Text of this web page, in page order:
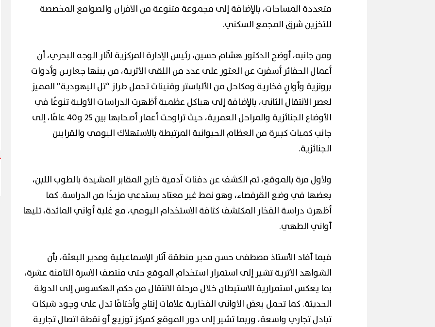
متعددة المساحات، بالإضافة إلى مجموعة متنوعة من الأفران والصوامع المخصصة
للتخزين شرق المجمع السكني.
ومن جانبه، أوضح الدكتور هشام حسين، رئيس الإدارة المركزية لآثار الوجه البحري، أن
أعمال الحفائر أسفرت عن العثور على عدد من اللقى الأثرية، من بينها جعارين وأدوات
برونزية وأوانٍ فخارية ومكاحل من الألباستر وقنينات تحمل طراز “تل اليهودية” المميز
لعصر الانتقال الثاني، بالإضافة إلى هياكل عظمية أظهرت الدراسات الأولية تنوعًا في
الأوضاع الجنائزية والمراحل العمرية، حيث تراوحت أعمار أصحابها بين 25 و40 عامًا، إلى
جانب كميات كبيرة من العظام الحيوانية المرتبطة بالاستهلاك اليومي والقرابين
الجنائزية.
ولأول مرة بالموقع، تم الكشف عن دفنات آدمية خارج المقابر المشيدة بالطوب اللبن،
بعضها في وضع القرفصاء، وهو نمط غير معتاد يستدعي مزيدًا من الدراسة. كما
أظهرت دراسة الفخار المكتشف كثافة الاستخدام اليومي، مع غلبة أواني المائدة، تليها
أواني الطهي.
فيما أفاد الأستاذ مصطفى حسن مدير منطقة آثار الإسماعيلية ومدير البعثة، بأن
الشواهد الأثرية تشير إلى استمرار استخدام الموقع حتى منتصف الأسرة الثامنة عشرة،
بما يعكس استمرارية الاستيطان خلال مرحلة الانتقال من حكم الهكسوس إلى الدولة
الحديثة. كما تحمل بعض الأواني الفخارية علامات إنتاج وأختامًا تدل على وجود شبكات
تبادل تجاري واسعة، وربما تشير إلى دور الموقع كمركز توزيع أو نقطة اتصال تجارية